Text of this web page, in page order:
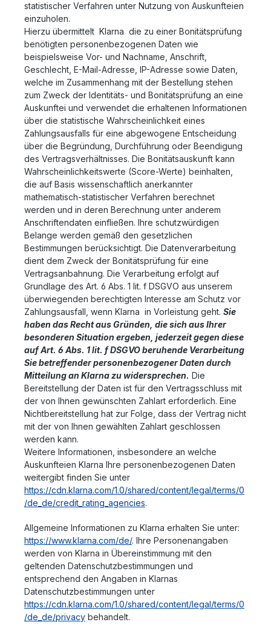
statistischer Verfahren unter Nutzung von Auskunfteien
einzuholen.
Hierzu übermittelt Klarna die zu einer Bonitätsprüfung
benötigten personenbezogenen Daten wie
beispielsweise Vor- und Nachname, Anschrift,
Geschlecht, E-Mail-Adresse, IP-Adresse sowie Daten,
welche im Zusammenhang mit der Bestellung stehen
zum Zweck der Identitäts- und Bonitätsprüfung an eine
Auskunftei und verwendet die erhaltenen Informationen
über die statistische Wahrscheinlichkeit eines
Zahlungsausfalls für eine abgewogene Entscheidung
über die Begründung, Durchführung oder Beendigung
des Vertragsverhältnisses. Die Bonitätsauskunft kann
Wahrscheinlichkeitswerte (Score-Werte) beinhalten,
die auf Basis wissenschaftlich anerkannter
mathematisch-statistischer Verfahren berechnet
werden und in deren Berechnung unter anderem
Anschriftendaten einfließen. Ihre schutzwürdigen
Belange werden gemäß den gesetzlichen
Bestimmungen berücksichtigt. Die Datenverarbeitung
dient dem Zweck der Bonitätsprüfung für eine
Vertragsanbahnung. Die Verarbeitung erfolgt auf
Grundlage des Art. 6 Abs. 1 lit. f DSGVO aus unserem
überwiegenden berechtigten Interesse am Schutz vor
Zahlungsausfall, wenn Klarna in Vorleistung geht. Sie
haben das Recht aus Gründen, die sich aus Ihrer
besonderen Situation ergeben, jederzeit gegen diese
auf Art. 6 Abs. 1 lit. f DSGVO beruhende Verarbeitung
Sie betreffender personenbezogener Daten durch
Mitteilung an Klarna zu widersprechen. Die
Bereitstellung der Daten ist für den Vertragsschluss mit
der von Ihnen gewünschten Zahlart erforderlich. Eine
Nichtbereitstellung hat zur Folge, dass der Vertrag nicht
mit der von Ihnen gewählten Zahlart geschlossen
werden kann.
Weitere Informationen, insbesondere an welche
Auskunfteien Klarna Ihre personenbezogenen Daten
weitergibt finden Sie unter
https://cdn.klarna.com/1.0/shared/content/legal/terms/0
/de_de/credit_rating_agencies.
Allgemeine Informationen zu Klarna erhalten Sie unter:
https://www.klarna.com/de/. Ihre Personenangaben
werden von Klarna in Übereinstimmung mit den
geltenden Datenschutzbestimmungen und
entsprechend den Angaben in Klarnas
Datenschutzbestimmungen unter
https://cdn.klarna.com/1.0/shared/content/legal/terms/0
/de_de/privacy behandelt.